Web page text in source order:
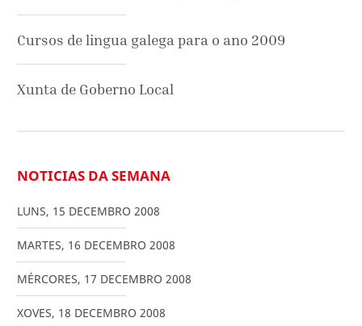
Cursos de lingua galega para o ano 2009
Xunta de Goberno Local
NOTICIAS DA SEMANA
LUNS, 15 DECEMBRO 2008
MARTES, 16 DECEMBRO 2008
MÉRCORES, 17 DECEMBRO 2008
XOVES, 18 DECEMBRO 2008